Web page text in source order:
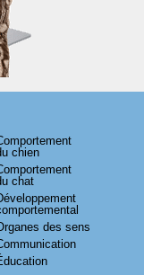
chien
chat
des sens